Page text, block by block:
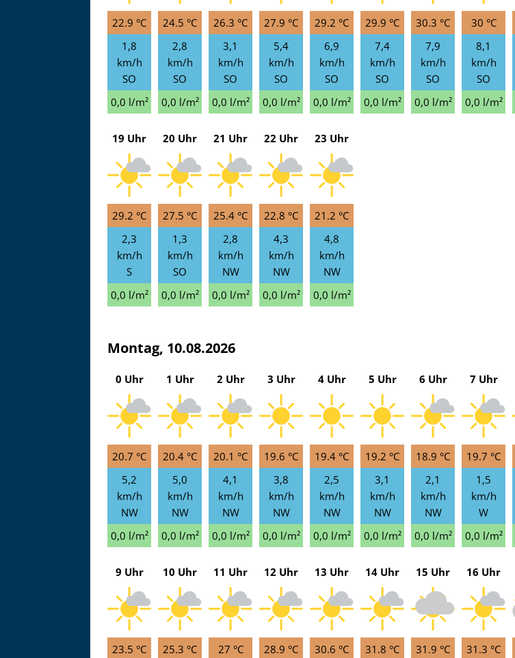
22.9 °C
1,8
km/h
SO
0,0 l/m²
24.5 °C
2,8
km/h
SO
0,0 l/m²
26.3 °C
3,1
km/h
SO
0,0 l/m²
27.9 °C
5,4
km/h
SO
0,0 l/m²
29.2 °C
6,9
km/h
SO
0,0 l/m²
29.9 °C
7,4
km/h
SO
0,0 l/m²
30.3 °C
7,9
km/h
SO
0,0 l/m²
30 °C
8,1
km/h
SO
0,0 l/m²
19 Uhr
29.2 °C
2,3
km/h
S
0,0 l/m²
20 Uhr
27.5 °C
1,3
km/h
SO
0,0 l/m²
21 Uhr
25.4 °C
2,8
km/h
NW
0,0 l/m²
22 Uhr
22.8 °C
4,3
km/h
NW
0,0 l/m²
23 Uhr
21.2 °C
4,8
km/h
NW
0,0 l/m²
Montag, 10.08.2026
0 Uhr
20.7 °C
5,2
km/h
NW
0,0 l/m²
1 Uhr
20.4 °C
5,0
km/h
NW
0,0 l/m²
2 Uhr
20.1 °C
4,1
km/h
NW
0,0 l/m²
3 Uhr
19.6 °C
3,8
km/h
NW
0,0 l/m²
4 Uhr
19.4 °C
2,5
km/h
NW
0,0 l/m²
5 Uhr
19.2 °C
3,1
km/h
NW
0,0 l/m²
6 Uhr
18.9 °C
2,1
km/h
NW
0,0 l/m²
7 Uhr
19.7 °C
1,5
km/h
W
0,0 l/m²
9 Uhr
23.5 °C
10 Uhr
25.3 °C
11 Uhr
27 °C
12 Uhr
28.9 °C
13 Uhr
30.6 °C
14 Uhr
31.8 °C
15 Uhr
31.9 °C
16 Uhr
31.3 °C
Asitzbahn - Leogang - Bilder
Schau Dir hier Bilder der Asitzbahn in Leogang
an.
Zur Bildgalerie